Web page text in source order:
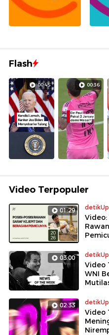
Flash
00:45 00:36
Video Terpopuler
01:29
Video:
03:00
Video
WNI
02:33
Video